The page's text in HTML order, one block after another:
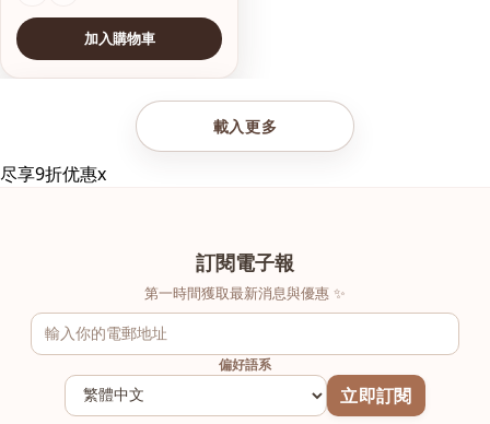
加入購物車
載入更多
尽享9折优惠x
訂閱電子報
第一時間獲取最新消息與優惠 ✨
偏好語系
立即訂閱